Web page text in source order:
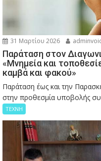
31 Μαρτίου 2026
Παράταση στον
«Μνημεία και
καμβά και φακού»
Παράταση έως και την
στην προθεσμία υποβολής
ΤΕΧΝΗ